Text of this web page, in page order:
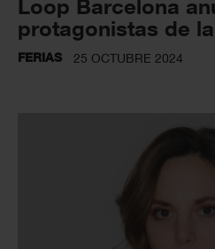
Loop Barcelona
protagonistas de
FERIAS 25 OCTUBRE 2024